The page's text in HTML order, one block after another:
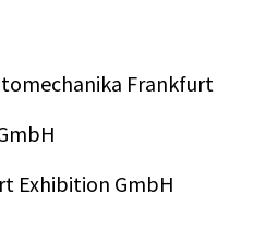
Frankfurt
Exhibition GmbH